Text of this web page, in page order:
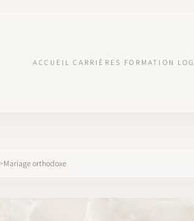
ACCUEIL CARRIÈRES FORMATION
×
Mariage orthodoxe